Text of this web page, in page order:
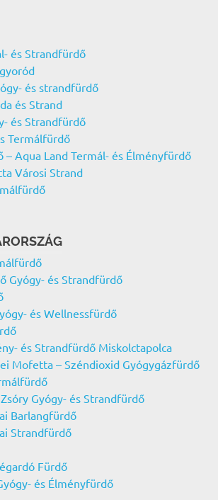
és Strandfürdő
és strandfürdő
és Strand
és Strandfürdő
Termálfürdő
– Aqua Land Termál- és Élményfürdő
Városi Strand
Gyógy- és Strandfürdő
és Wellnessfürdő
és Strandfürdő Miskolctapolca
Mofetta – Széndioxid Gyógygázfürdő
Gyógy- és Strandfürdő
Barlangfürdő
Strandfürdő
Fürdő
és Élményfürdő